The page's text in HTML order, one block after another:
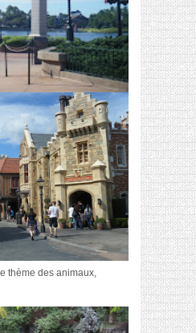
thème des animaux,